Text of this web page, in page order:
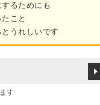
るためにも
こと
うれしいです
す